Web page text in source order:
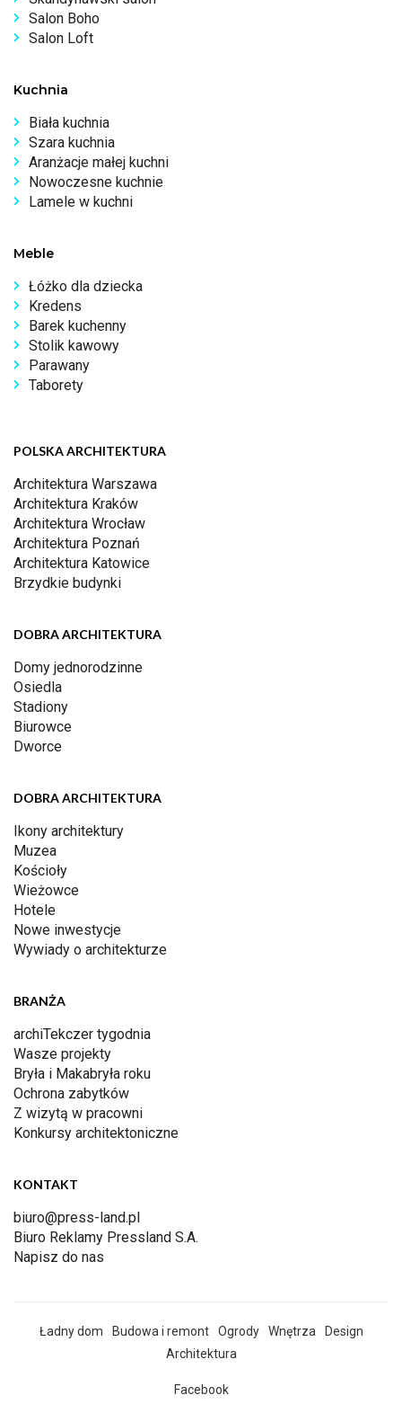
Salon Boho
Salon Loft
Kuchnia
Biała kuchnia
Szara kuchnia
Aranżacje małej kuchni
Nowoczesne kuchnie
Lamele w kuchni
Meble
Łóżko dla dziecka
Kredens
Barek kuchenny
Stolik kawowy
Parawany
Taborety
POLSKA ARCHITEKTURA
Architektura Warszawa
Architektura Kraków
Architektura Wrocław
Architektura Poznań
Architektura Katowice
Brzydkie budynki
DOBRA ARCHITEKTURA
Domy jednorodzinne
Osiedla
Stadiony
Biurowce
Dworce
DOBRA ARCHITEKTURA
Ikony architektury
Muzea
Kościoły
Wieżowce
Hotele
Nowe inwestycje
Wywiady o architekturze
BRANŻA
archiTekczer tygodnia
Wasze projekty
Bryła i Makabryła roku
Ochrona zabytków
Z wizytą w pracowni
Konkursy architektoniczne
KONTAKT
biuro@press-land.pl
Biuro Reklamy Pressland S.A.
Napisz do nas
Ładny dom Budowa i remont Ogrody Wnętrza
Design
Architektura
Facebook